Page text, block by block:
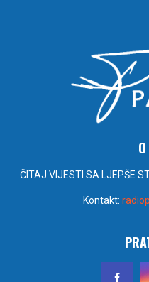
ČITAJ VIJESTI SA LJEPŠE
Kontakt: